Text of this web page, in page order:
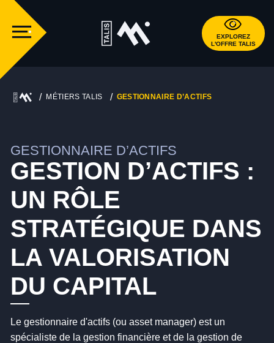
EXPLOREZ
L'OFFRE TALIS
MÉTIERS TALIS GESTIONNAIRE D’ACTIFS
GESTIONNAIRE D’ACTIFS
GESTION D’ACTIFS :
UN RÔLE
STRATÉGIQUE DANS
LA VALORISATION
DU CAPITAL
Le gestionnaire d'actifs (ou asset manager) est un
spécialiste de la gestion financière et de la gestion de